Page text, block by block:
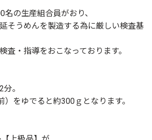
の生産組合員がおり、
そうめんを製造する為に厳しい検査基
査・指導をおこなっております。
。
をゆでると約300ｇとなります。